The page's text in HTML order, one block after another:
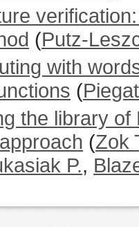
(Putz-
with
(
the library
(Zok
P.,